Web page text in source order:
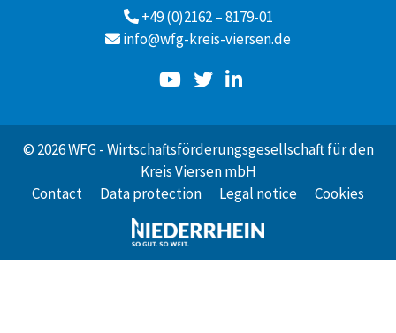
+49 (0)2162 – 8179-01
info@wfg-kreis-viersen.de
© 2026 WFG - Wirtschaftsförderungsgesellschaft für den
Kreis Viersen mbH
Contact
Data protection Legal notice Cookies